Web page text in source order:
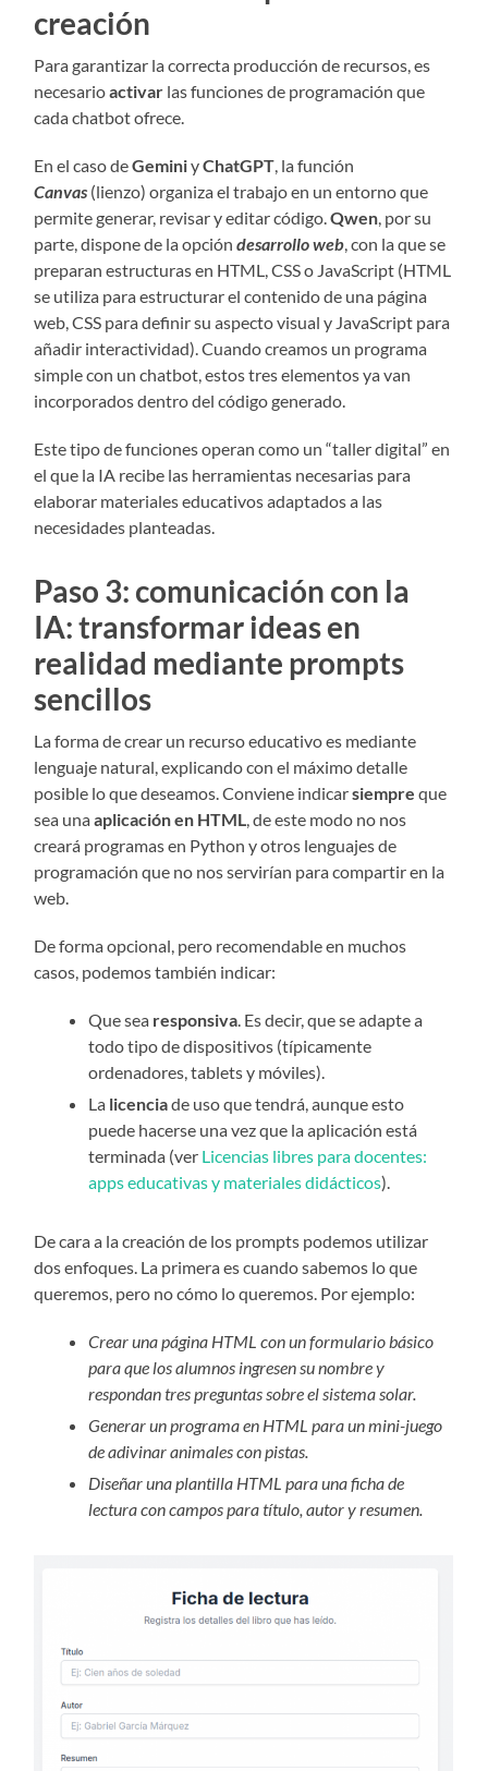
creación
Para garantizar la correcta producción de recursos, es
necesarioactivar las funciones de programación que
cada chatbot ofrece.
En el caso deGeminiyChatGPT, la función
Canvas (lienzo) organiza el trabajo en un entorno que
permite generar, revisar y editar código.Qwen, por su
parte, dispone de la opcióndesarrollo web, con la que se
preparan estructuras en HTML, CSS o JavaScript (HTML
se utiliza para estructurar el contenido de una página
web, CSS para definir su aspecto visual y JavaScript para
añadir interactividad). Cuando creamos un programa
simple con un chatbot, estos tres elementos ya van
incorporados dentro del código generado.
Este tipo de funciones operan como un “taller digital” en
el que la IA recibe las herramientas necesarias para
elaborar materiales educativos adaptados a las
necesidades planteadas.
Paso 3: comunicación con la
IA: transformar ideas en
realidad mediante prompts
sencillos
La forma de crear un recurso educativo es mediante
lenguaje natural, explicando con el máximo detalle
posible lo que deseamos. Conviene indicarsiempre que
sea unaaplicación en HTML, de este modo no nos
creará programas en Python y otros lenguajes de
programación que no nos servirían para compartir en la
web.
De forma opcional, pero recomendable en muchos
casos, podemos también indicar:
Que sea responsiva. Es decir, que se adapte a
todo tipo de dispositivos (típicamente
ordenadores, tablets y móviles).
La licenciade uso que tendrá, aunque esto
puede hacerse una vez que la aplicación está
terminada (ver Licencias libres para docentes:
apps educativas y materiales didácticos).
De cara a la creación de los prompts podemos utilizar
dos enfoques. La primera es cuando sabemos lo que
queremos, pero no cómo lo queremos. Por ejemplo:
Crear una página HTML con un formulario básico
para que los alumnos ingresen su nombre y
respondan tres preguntas sobre el sistema solar.
Generar un programa en HTML para un mini-juego
de adivinar animales con pistas.
Diseñar una plantilla HTML para una ficha de
lectura con campos para título, autor y resumen.